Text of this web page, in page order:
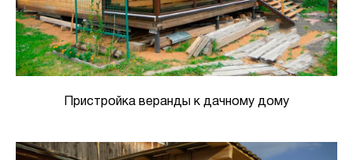
Пристройка веранды к дачному дому